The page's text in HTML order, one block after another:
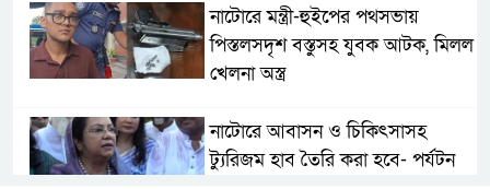
নাটোরে মন্ত্রী-হুইপের পথসভায়
পিস্তলসদৃশ বস্তুসহ যুবক আটক, মিলল
খেলনা অস্ত্র
নাটোরে আবাসন ও চিকিৎসাসহ
ট্যুরিজম হাব তৈরি করা হবে- পর্যটন